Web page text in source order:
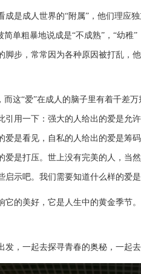
成是成人世界的“附属”，他们理应
单粗暴地说成是“不成熟”，“幼稚
脚步，常常因为各种原因被打乱，
而这“爱”在成人的脑子里有着千差
引用一下：强大的人给出的爱是允
爱是看见，自私的人给出的爱是筹
爱是打压。世上没有完美的人，当
启示吧。我们需要知道什么样的爱
它的美好，它是人生中的黄金季节
发，一起去探寻青春的奥秘，一起